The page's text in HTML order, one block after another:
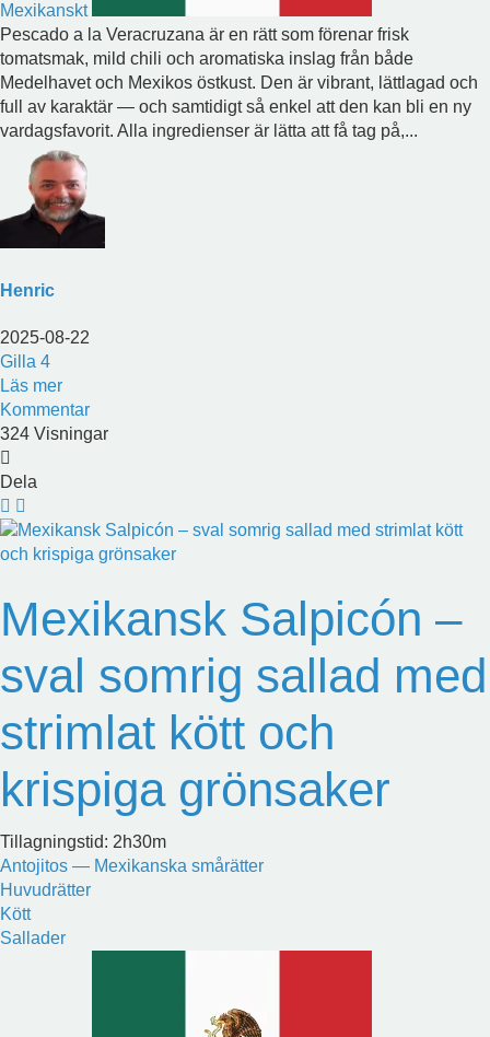
Mexikanskt
Pescado a la Veracruzana är en rätt som förenar frisk
tomatsmak, mild chili och aromatiska inslag från både
Medelhavet och Mexikos östkust. Den är vibrant, lättlagad och
full av karaktär — och samtidigt så enkel att den kan bli en ny
vardagsfavorit. Alla ingredienser är lätta att få tag på,...
Henric
2025-08-22
Gilla 4
Läs mer
Kommentar
324 Visningar
Dela
Mexikansk Salpicón –
sval somrig sallad med
strimlat kött och
krispiga grönsaker
Tillagningstid: 2h30m
Antojitos — Mexikanska smårätter
Huvudrätter
Kött
Sallader